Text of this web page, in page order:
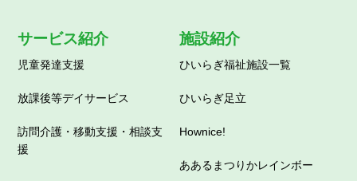
サービス紹介
児童発達支援
放課後等デイサービス
訪問介護・移動支援・相談支
援
施設紹介
ひいらぎ福祉施設一覧
ひいらぎ足立
Hownice!
ああるまつりかレインボー